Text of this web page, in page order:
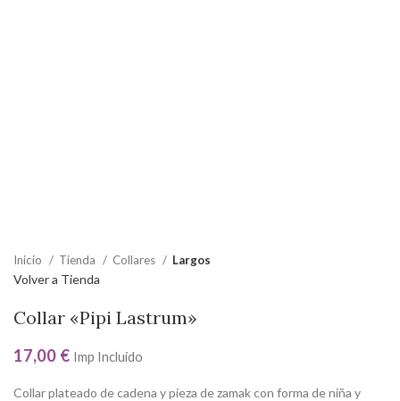
Inicio Tienda Collares Largos
Volver a Tienda
Collar «Pipi Lastrum»
17,00 € Imp Incluido
Collar plateado de cadena y pieza de zamak con forma de niña y